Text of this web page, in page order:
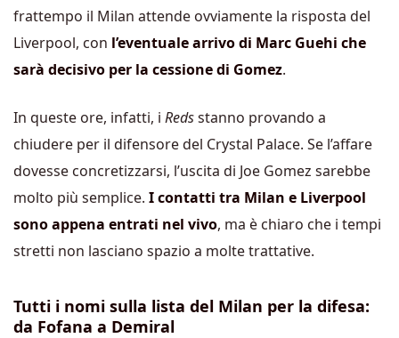
frattempo il Milan attende ovviamente la risposta del
Liverpool, con l’eventuale arrivo di Marc Guehi che
sarà decisivo per la cessione di Gomez.
In queste ore, infatti, i Redsstanno provando a
chiudere per il difensore del Crystal Palace. Se l’affare
dovesse concretizzarsi, l’uscita di Joe Gomez sarebbe
molto più semplice. I contatti tra Milan e Liverpool
sono appena entrati nel vivo, ma è chiaro che i tempi
stretti non lasciano spazio a molte trattative.
Tutti i nomi sulla lista del Milan per la difesa:
da Fofana a Demiral